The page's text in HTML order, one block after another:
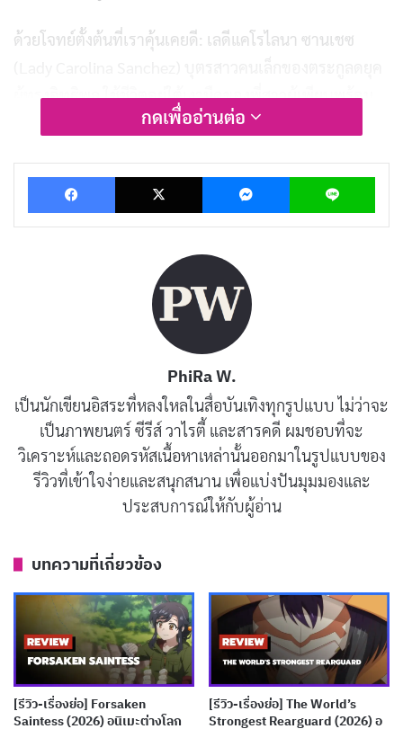
ด้วยโจทย์ตั้งต้นที่เราคุ้นเคยดี: เลดีแคโรไลนา ซานเชซ
ผู้ทรงอิทธิพล ใช้ชีวิตอยู่ใต้เงามืดของพี่สาวผู้เพียบพร้อม
อย่างเลดีฟลอรา (Lady Flora) ผู้ถูกหมายตาให้เป็นนักบุญ
ตนเองไร้ค่า ซ้ำยังถูกดอกย้ำจากปากพี่สาวแท้ ๆ ว่าคือต้น
เหตุที่ทำให้มารดาเสียชีวิตตั้งแต่แรกเกิด เมื่อข้อเสนอวิวาห์
ทางการเมืองจากอาณาจักรมาลโคเซียส (Malcosias) ถูกยื่น
เข้ามา เธอจึงถูกส่งตัวไปเป็นเจ้าสาวของเจ้าชายเอ็ดเวิร์ด
(Prince Edward) ฉายา “เจ้าชายกระหายเลือด” โดยไม่มี
ประเด็นที่อนิเมะเรื่องนี้เกือบจะไปได้ดีคือการเผยให้เห็นว่า
บิดาของแคโรไลนาซึ่งดูเหมือนปล่อยปละละเลยตลอดมา
แท้จริงแล้วคือความพยายามให้อิสระกับลูกสาว และพร้อม
จะแข็งข้อต่อราชอาณาจักรหากเธอไม่ยินยอมในการ
แต่งงาน แต่น่าเสียดายที่พัฒนาการนี้ถูกรวบรัดจนไม่เหลือ
น้ำหนักทางอารมณ์ กลายเป็นเพียงกลไกผลักดันพล็อตให้
อย่างแท้จริง
กดเพื่ออ่านต่อ
Facebook X Messenger Line
PhiRa W.
เป็นนักเขียนอิสระที่หลงใหลในสื่อบันเทิงทุกรูปแบบ ไม่ว่าจะ
เป็นภาพยนตร์ ซีรีส์ วาไรตี้ และสารคดี ผมชอบที่จะ
วิเคราะห์และถอดรหัสเนื้อหาเหล่านั้นออกมาในรูปแบบของ
รีวิวที่เข้าใจง่ายและสนุกสนาน เพื่อแบ่งปันมุมมองและ
ประสบการณ์ให้กับผู้อ่าน
บทความที่เกี่ยวข้อง
[รีวิว-เรื่องย่อ] Forsaken
Saintess (2026) อนิเมะต่างโลก
[รีวิว-เรื่องย่อ] The World’s
Strongest Rearguard (2026) อ